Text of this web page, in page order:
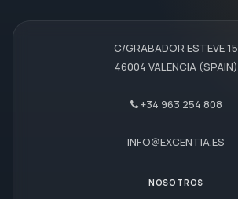
C/GRABADOR ESTEVE 15
46004 VALENCIA (SPAIN)
+34 963 254 808
INFO@EXCENTIA.ES
NOSOTROS